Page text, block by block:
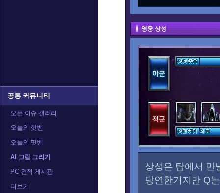
공통 커뮤니티
오픈 이슈 갤러리
오늘의 핫벤
오늘의 팟벤
AI 그림 그리기
PC 견적 게시판
더보기
영웅 상성
상성은 탑에서 만
당연한거지만 Q